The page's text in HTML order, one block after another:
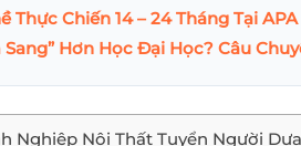
Thực Chiến 14 – 24 Tháng Tại
Hơn Học Đại Học? Câu
Nghiệp Nội Thất Tuyển Người